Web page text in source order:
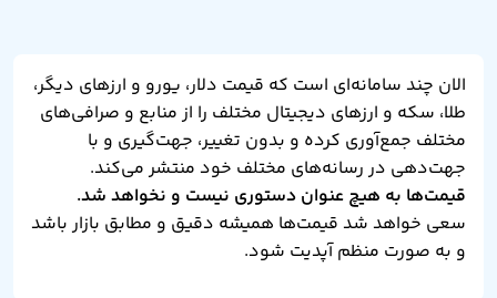
الان چند سامانه‌ای است که قیمت دلار، یورو و ارزهای دیگر،
طلا، سکه و ارزهای دیجیتال مختلف را از منابع و صرافی‌های
مختلف جمع‌آوری کرده و بدون تغییر، جهت‌گیری و با
جهت‌دهی در رسانه‌های مختلف خود منتشر می‌کند.
قیمت‌ها به هیچ عنوان دستوری نیست و نخواهد شد.
سعی خواهد شد قیمت‌ها همیشه دقیق و مطابق بازار باشد
و به صورت منظم آپدیت شود.